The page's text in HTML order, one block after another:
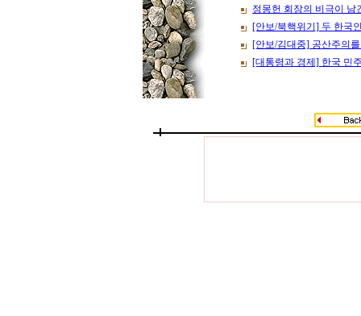
정몽헌 회장의 비극이 남
[안보/북핵위기] 두 한국
[안보/김대중] 공산주의
[대통령과 경제] 한국 민